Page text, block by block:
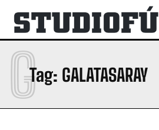
Tag: GALATASARAY
G